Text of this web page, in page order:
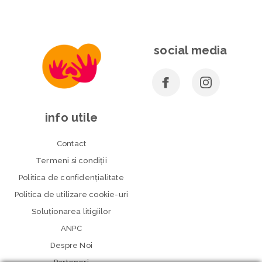
social media
info utile
Contact
Termeni si condiţii
Politica de confidenţialitate
Politica de utilizare cookie-uri
Soluționarea litigiilor
ANPC
Despre Noi